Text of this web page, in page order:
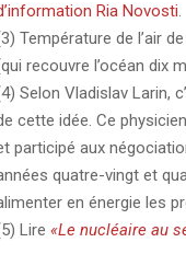
Ria Novosti.
Température de l’air
recouvre l’océan dix
Selon Vladislav Larin,
cette idée. Ce
participé aux
quatre-vingt et
en énergie les
Lire «Le nucléaire au